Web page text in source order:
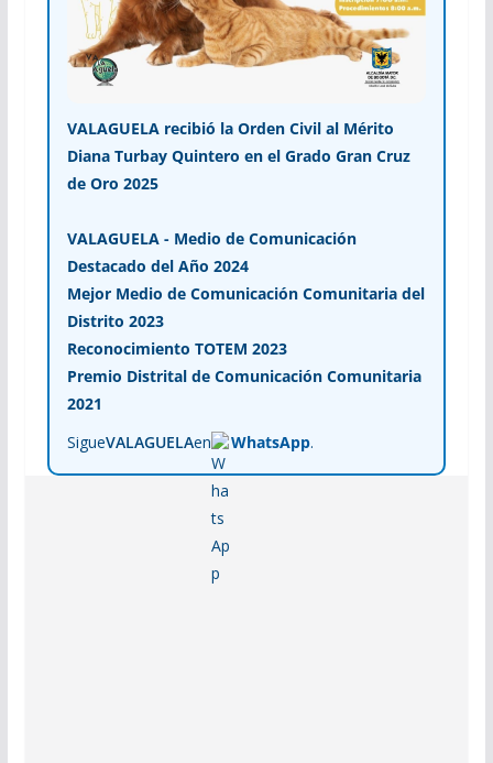
VALAGUELA recibió la Orden Civil al Mérito
Diana Turbay Quintero en el Grado Gran Cruz
de Oro 2025
VALAGUELA - Medio de Comunicación
Destacado del Año 2024
Mejor Medio de Comunicación Comunitaria del
Distrito 2023
Reconocimiento TOTEM 2023
Premio Distrital de Comunicación Comunitaria
2021
SigueVALAGUELAen WhatsApp.